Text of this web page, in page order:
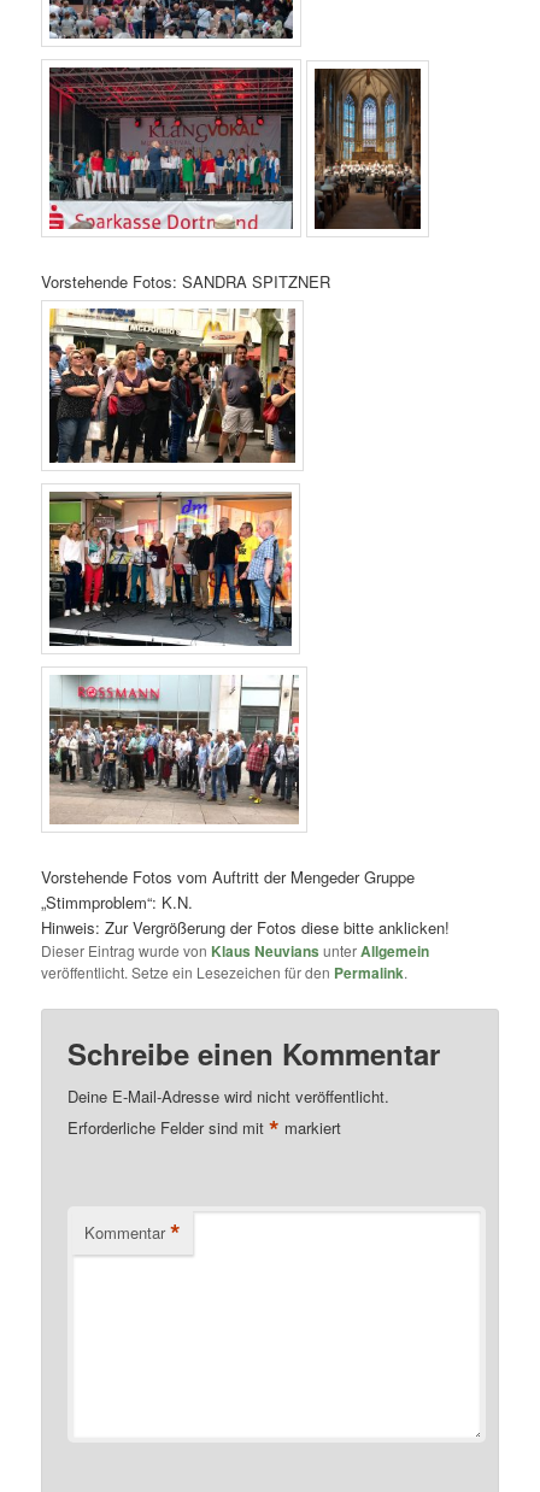
Vorstehende Fotos: SANDRA SPITZNER
Vorstehende Fotos vom Auftritt der Mengeder Gruppe
„Stimmproblem“: K.N.
Hinweis: Zur Vergrößerung der Fotos diese bitte anklicken!
Dieser Eintrag wurde von Klaus Neuvians unterAllgemein
veröffentlicht. Setze ein Lesezeichen für den Permalink.
Schreibe einen Kommentar
Deine E-Mail-Adresse wird nicht veröffentlicht.
Erforderliche Felder sind mit* markiert
Kommentar *